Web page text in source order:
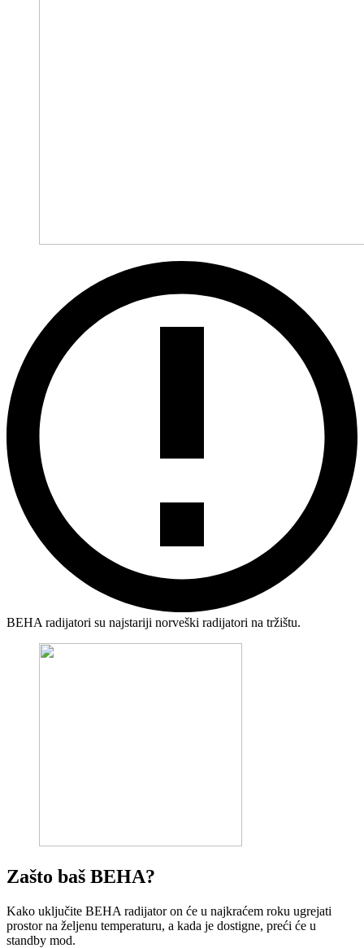
BEHA radijatori su najstariji norveški radijatori na tržištu.
Zašto baš BEHA?
Kako uključite BEHA radijator on će u najkraćem roku ugrejati
prostor na željenu temperaturu, a kada je dostigne, preći će u
standby mod.